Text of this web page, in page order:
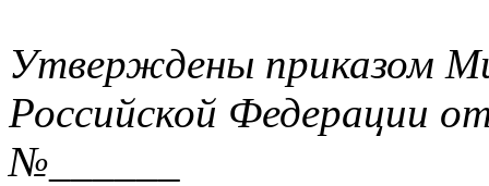
Утверждены приказом
Российской Федерации
№______